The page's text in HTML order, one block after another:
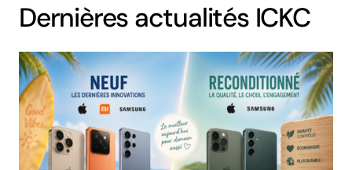
Dernières actualités ICKC